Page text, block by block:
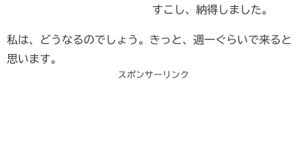
すこし、納得しました。
私は、どうなるのでしょう。きっと、週一ぐらいで来ると
思います。
スポンサーリンク